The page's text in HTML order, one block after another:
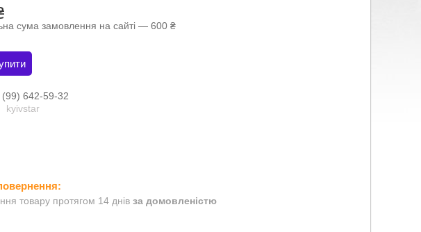
сума замовлення на сайті — 600 ₴
(99) 642-59-32
kyivstar
товару протягом 14 днів за домовленістю